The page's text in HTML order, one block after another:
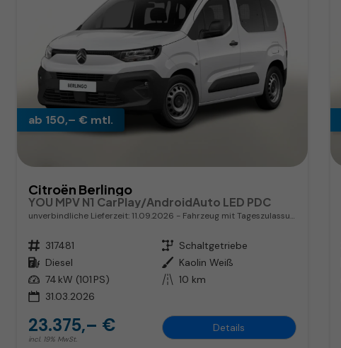
ab 150,– € mtl.
Citroën Berlingo
YOU MPV N1 CarPlay/AndroidAuto LED PDC
unverbindliche Lieferzeit: 11.09.2026 Fahrzeug mit Tageszulassung
Fahrzeugnr. 317481 Getriebe Schaltgetriebe
Kraftstoff Diesel Außenfarbe Kaolin Weiß
Leistung 74 kW (101 PS) Kilometerstand 10 km
31.03.2026
23.375,– €
incl. 19% MwSt.
Details